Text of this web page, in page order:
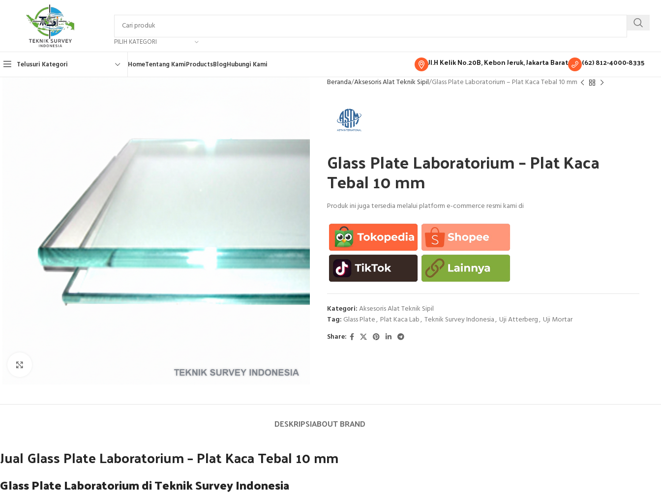
PILIH KATEGORI
Telusuri Kategori HomeTentang KamiProductsBlogHubungi Kami Jl.H Kelik No.20B, Kebon Jeruk, Jakarta Barat (62) 812-4000-8335
Beranda Aksesoris Alat Teknik Sipil Glass Plate Laboratorium – Plat Kaca Tebal 10 mm
Glass Plate Laboratorium – Plat Kaca
Tebal 10 mm
Produk ini juga tersedia melalui platform e-commerce resmi kami di
Kategori:Aksesoris Alat Teknik Sipil
Tag: Glass Plate, Plat Kaca Lab, Teknik Survey Indonesia, Uji Atterberg, Uji Mortar
Share:
DESKRIPSIABOUT BRAND
Jual Glass Plate Laboratorium – Plat Kaca Tebal 10 mm
Glass Plate Laboratorium di Teknik Survey Indonesia